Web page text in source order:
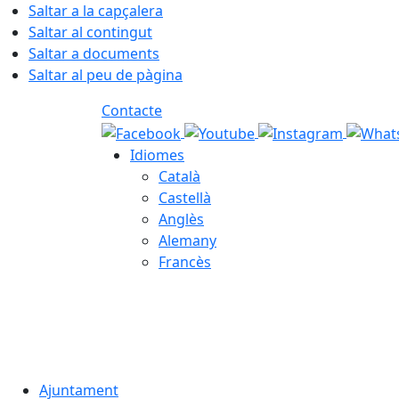
Saltar a la capçalera
Saltar al contingut
Saltar a documents
Saltar al peu de pàgina
Contacte
Idiomes
Català
Castellà
Anglès
Alemany
Francès
Ajuntament